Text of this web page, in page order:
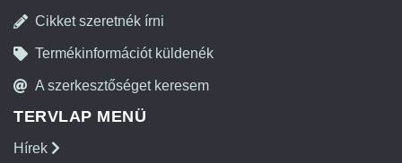
Cikket szeretnék írni
Termékinformációt küldenék
A szerkesztőséget keresem
TERVLAP MENÜ
Hírek